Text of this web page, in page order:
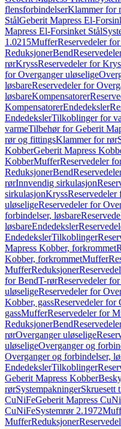
flensforbindelserKlammer for
StålGeberit Mapress El-
Mapress El-Forsinket Stål
1.0215MufferReservedeler
ReduksjonerBend
rørKryssReservedeler for
for Overganger uløselige
løsbareReservedeler for
løsbareKompensatorer
KompensatorerEndedeksler
EndedekslerTilkoblinger for
varmeTilbehør for Geberit
rør og fittingsKlammer for rør
KobberGeberit Mapress
KobberMufferReservedeler
ReduksjonerBend
rørInnvendig sirkulasjon
sirkulasjonKryssReservedeler
uløseligeReservedeler for
forbindelser, løsbare
løsbareEndedeksler
EndedekslerTilkoblinger
Mapress Kobber, forkrommet
Kobber, forkrommetMuffer
MufferReduksjoner
for BendT-rørReservedeler
uløseligeReservedeler for
Kobber, gassReservedeler for
gassMufferReservedeler for
ReduksjonerBend
rørOverganger uløselige
uløseligeOverganger og
Overganger og forbindelser,
EndedekslerTilkoblinger
Geberit Mapress Kobber
rørSystempakningerSkruesett
CuNiFeGeberit Mapress
CuNiFeSystemrør 2.1972
MufferReduksjoner